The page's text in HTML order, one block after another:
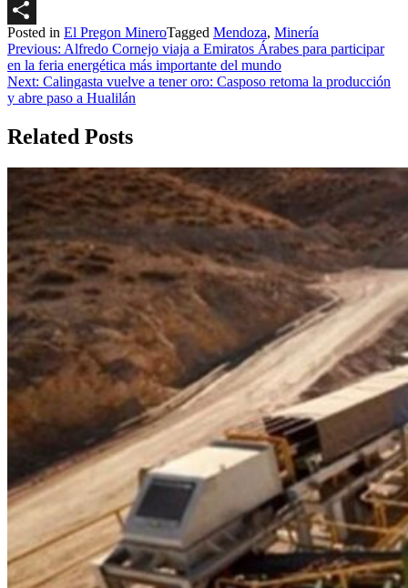
LinkedIn
Share
Posted in El Pregon MineroTagged Mendoza, Minería
Navegación
de
entradas
Previous: Alfredo Cornejo viaja a Emiratos Árabes para participar
en la feria energética más importante del mundo
Next: Calingasta vuelve a tener oro: Casposo retoma la producción
y abre paso a Hualilán
Related Posts